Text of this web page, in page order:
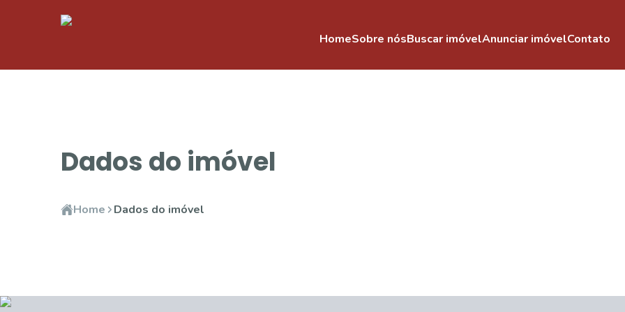
HomeSobre nósBuscar imóvelAnunciar imóvelContato
Dados do imóvel
Home Dados do imóvel